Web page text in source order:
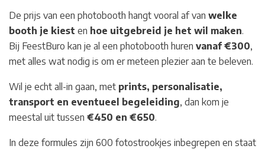
De prijs van een photobooth hangt vooral af van welke
booth je kiest en hoe uitgebreid je het wil maken.
Bij FeestBuro kan je al een photobooth huren vanaf €300,
met alles wat nodig is om er meteen plezier aan te beleven.
Wil je echt all-in gaan, met prints, personalisatie,
transport en eventueel begeleiding, dan kom je
meestal uit tussen €450 en €650.
In deze formules zijn 600 fotostrookjes inbegrepen en staat